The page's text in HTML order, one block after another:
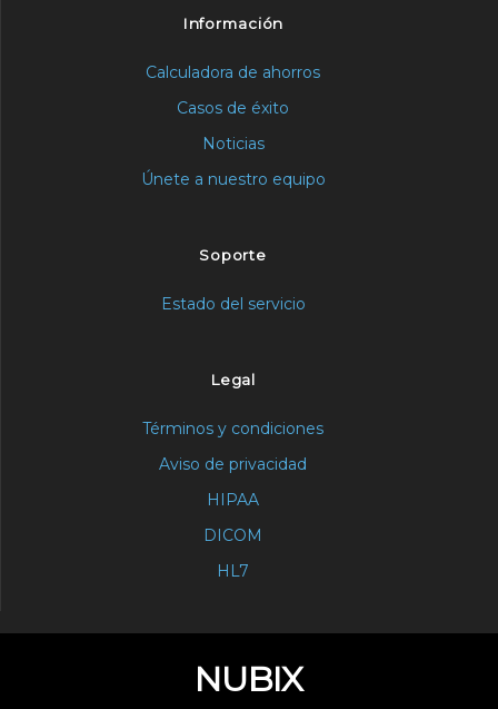
Información
Calculadora de ahorros
Casos de éxito
Noticias
Únete a nuestro equipo
Soporte
Estado del servicio
Legal
Términos y condiciones
Aviso de privacidad
HIPAA
DICOM
HL7
NUBIX